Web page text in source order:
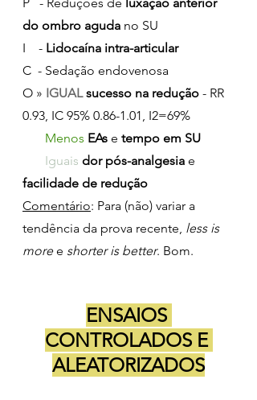
P   - Reduções de luxação anterior
do ombro aguda no SU
I    - Lidocaína intra-articular
C  - Sedação endovenosa
O » IGUAL sucesso na redução - RR
0.93, IC 95% 0.86-1.01, I2=69%
Menos EAs e tempo em SU
Iguais dor pós-analgesia e
facilidade de redução
Comentário: Para (não) variar a
tendência da prova recente, less is
more e shorter is better. Bom.
ENSAIOS
CONTROLADOS E
ALEATORIZADOS